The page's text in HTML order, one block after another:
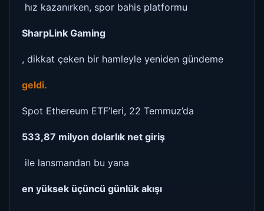
hız kazanırken, spor bahis platformu
SharpLink Gaming
, dikkat çeken bir hamleyle yeniden gündeme
geldi.
Spot Ethereum ETF’leri, 22 Temmuz’da
533,87 milyon dolarlık net giriş
ile lansmandan bu yana
en yüksek üçüncü günlük akışı